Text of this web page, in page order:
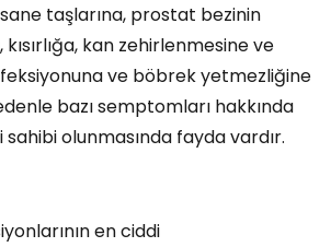
taşlarına, prostat bezinin
kan zehirlenmesine ve
ve böbrek yetmezliğine
bazı semptomları hakkında
olunmasında fayda vardır.
en ciddi